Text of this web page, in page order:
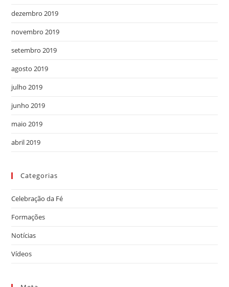
dezembro 2019
novembro 2019
setembro 2019
agosto 2019
julho 2019
junho 2019
maio 2019
abril 2019
Categorias
Celebração da Fé
Formações
Notícias
Vídeos